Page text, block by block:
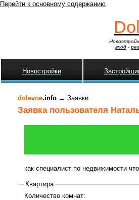
Перейти к основному содержанию
вход-
Новостройки
dolevoe.info → Заявки
Заявка пользователя
как специалист по недвижимости
Квартира
Количество комнат: